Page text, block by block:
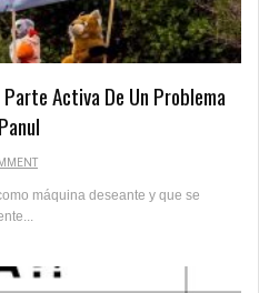
Activa De Un Problema
máquina deseante y que se